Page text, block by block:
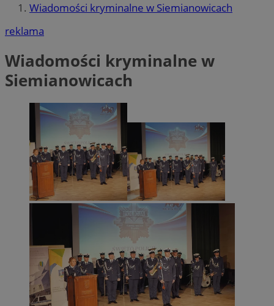
Wiadomości kryminalne w Siemianowicach
reklama
Wiadomości kryminalne w
Siemianowicach